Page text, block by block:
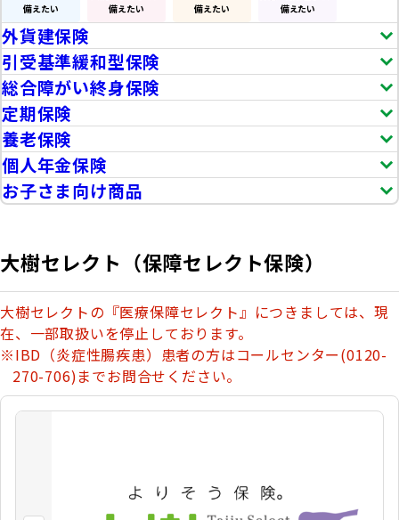
備えたい
備えたい
備えたい
備えたい
外貨建保険
引受基準緩和型保険
総合障がい終身保険
定期保険
養老保険
個人年金保険
お子さま向け商品
大樹セレクト（保障セレクト保険）
大樹セレクトの『医療保障セレクト』につきましては、現
在、一部取扱いを停止しております。
※IBD（炎症性腸疾患）患者の方はコールセンター(0120-
270-706)までお問合せください。